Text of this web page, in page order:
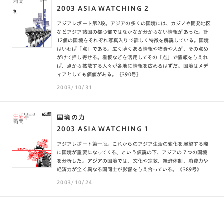
2003 ASIA WATCHING 2
アジアレポート第2段。アジアの多くの国境には、カジノや開発地区
などアジア諸国の都心部ではなかなか分からない情報があった。計
12個の国境をそれぞれ写真入りで詳しく特徴を解説している。国境
はいわば「点」である。広く薄くある情報や物資や人が、その点め
がけて押し寄せる。看板などを活用してその「点」で情報を与えれ
ば、点から拡散する人々が各地に情報を広めるはずだ。国境はメデ
ィアとしても価値がある。《390号》
2003/10/31
国境の力
2003 ASIA WATCHING 1
アジアレポート第一段。これからのアジア生活の変化を展望する際
に国境が重要になってくる、という仮説の下、アジアの７つの国境
を分析した。アジアの国境では、文化や宗教、経済体制、消費力や
経済力が全く異なる国同士が影響を与え合っている。《389号》
2003/10/24